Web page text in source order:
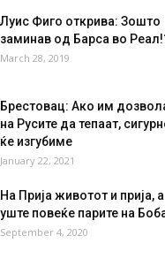
4kmh
39° 39° 41°
Луис Фиго открива: Зошто